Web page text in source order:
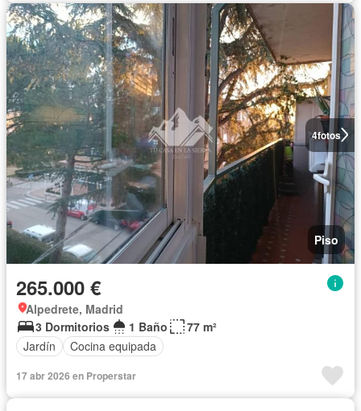
4fotos
Piso
265.000 €
Alpedrete, Madrid
3 Dormitorios
1 Baño
77 m²
Jardín
Cocina equipada
17 abr 2026 en Properstar